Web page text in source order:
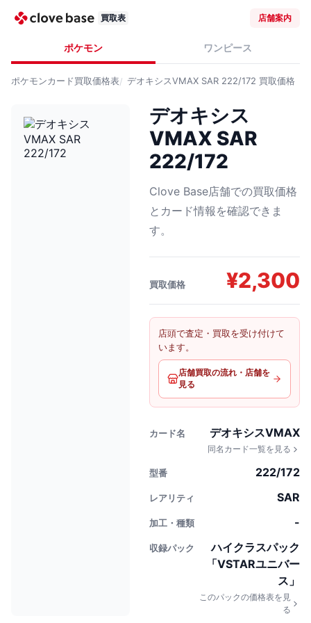
買取表 店舗案内
ポケモン ワンピース
ポケモンカード買取価格表 デオキシスVMAX SAR 222/172 買取価格
デオキシス
VMAX SAR
222/172
Clove Base店舗での買取価格
とカード情報を確認できま
す。
買取価格 ¥2,300
店頭で査定・買取を受け付けて
います。
店舗買取の流れ・店舗を
見る
カード名 デオキシスVMAX
同名カード一覧を見る
型番 222/172
レアリティ SAR
加工・種類 -
収録パック
ハイクラスパック
「VSTARユニバー
ス」
このパックの価格表を見
る